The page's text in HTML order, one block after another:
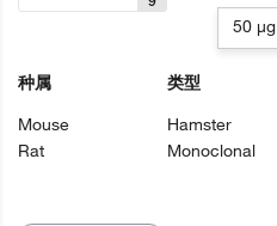
种属
Mouse
Rat
类型
Hamster
Monoclonal
50 µg